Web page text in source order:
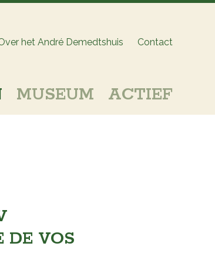
het André Demedtshuis Contact
MUSEUM ACTIEF
DE VOS